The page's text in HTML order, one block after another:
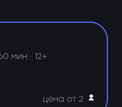
мин · 12+
цена от 2